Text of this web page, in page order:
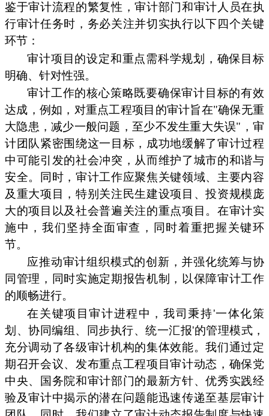
鉴于审计流程的繁复性，审计部门和审计人员在执
行审计任务时，务必关注并切实执行以下四个关键
环节：
审计项目的设定和重点需科学规划，确保目标
明确、针对性强。
审计工作的核心策略既要确保审计目标的有效
达成，例如，对重点工程项目的审计旨在"确保无重
大隐患，减少一般问题，至少不发生重大失误"，审
计团队紧密围绕这一目标，成功地缓解了审计过程
中可能引发的社会冲突，从而维护了城市的和谐与
安全。同时，审计工作应聚焦关键领域、主要内容
及重大项目，特别关注民生建设项目、投资规模庞
大的项目以及社会普遍关注的重点项目。在审计实
施中，我们坚持全面审查，同时着重把握关键环
节。
应推动审计组织模式的创新，并强化统筹与协
同管理，同时实施定期报告机制，以保障审计工作
的顺畅进行。
在关键项目审计进程中，我司秉持'一体化策
划、协同编组、同步执行、统一汇报'的管理模式，
充分调动了各级审计机构的集体效能。我们通过定
期召开会议、发布重点工程项目审计动态，确保党
中央、国务院和审计部门的最新方针、优秀实践经
验及审计中揭示的潜在问题能迅速传递至基层审计